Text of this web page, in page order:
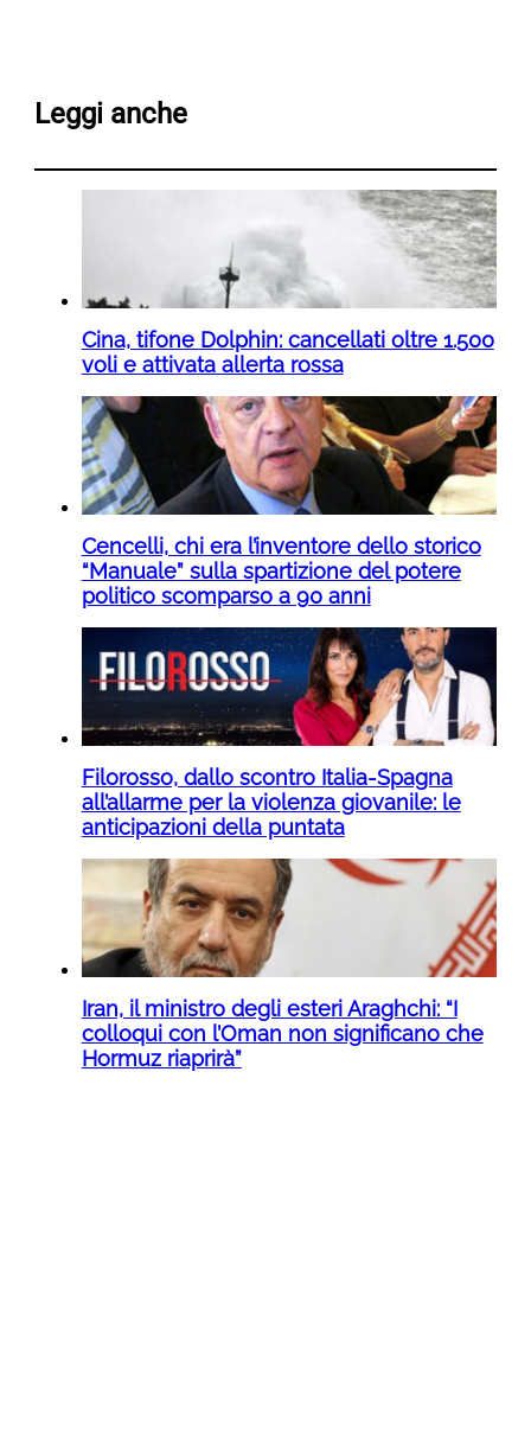
Leggi anche
Cina, tifone Dolphin: cancellati oltre 1.500
voli e attivata allerta rossa
Cencelli, chi era l’inventore dello storico
“Manuale” sulla spartizione del potere
politico scomparso a 90 anni
Filorosso, dallo scontro Italia-Spagna
all’allarme per la violenza giovanile: le
anticipazioni della puntata
Iran, il ministro degli esteri Araghchi: “I
colloqui con l’Oman non significano che
Hormuz riaprirà”